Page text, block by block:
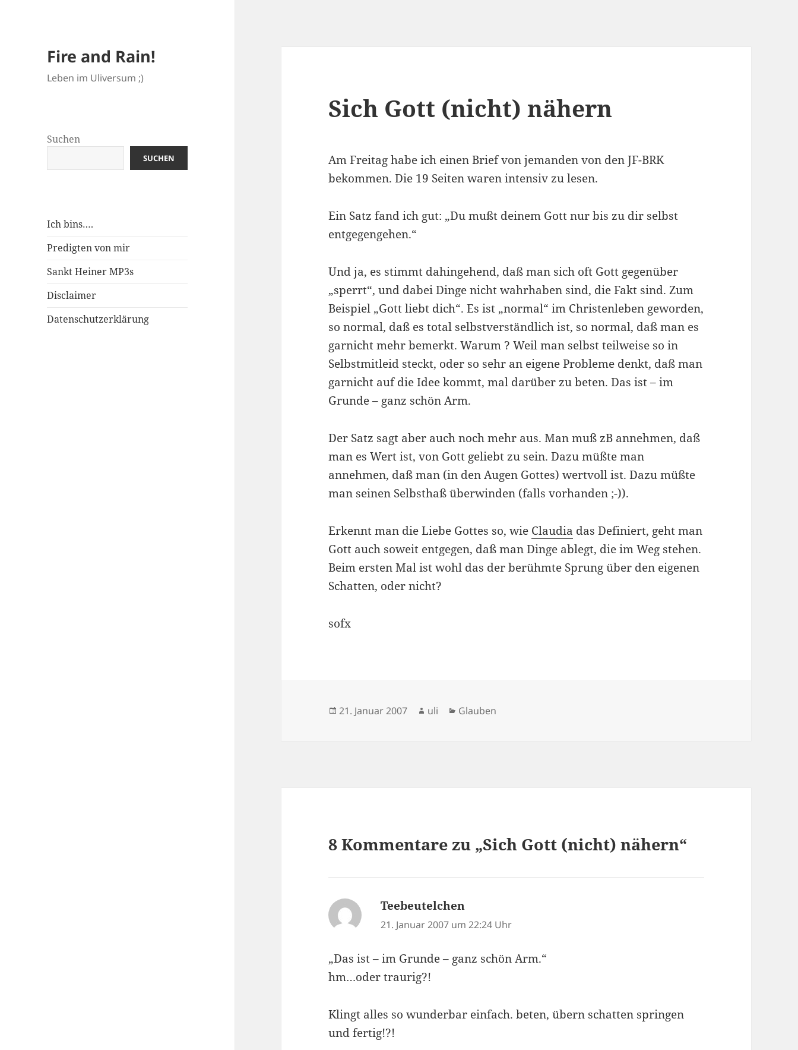
Fire and Rain!
Leben im Uliversum ;)
Suchen
SUCHEN
Ich bins….
Predigten von mir
Sankt Heiner MP3s
Disclaimer
Datenschutzerklärung
Sich Gott (nicht) nähern
Am Freitag habe ich einen Brief von jemanden von den JF-BRK
bekommen. Die 19 Seiten waren intensiv zu lesen.
Ein Satz fand ich gut: „Du mußt deinem Gott nur bis zu dir selbst
entgegengehen.“
Und ja, es stimmt dahingehend, daß man sich oft Gott gegenüber
„sperrt“, und dabei Dinge nicht wahrhaben sind, die Fakt sind. Zum
Beispiel „Gott liebt dich“. Es ist „normal“ im Christenleben geworden,
so normal, daß es total selbstverständlich ist, so normal, daß man es
garnicht mehr bemerkt. Warum ? Weil man selbst teilweise so in
Selbstmitleid steckt, oder so sehr an eigene Probleme denkt, daß man
garnicht auf die Idee kommt, mal darüber zu beten. Das ist – im
Grunde – ganz schön Arm.
Der Satz sagt aber auch noch mehr aus. Man muß zB annehmen, daß
man es Wert ist, von Gott geliebt zu sein. Dazu müßte man
annehmen, daß man (in den Augen Gottes) wertvoll ist. Dazu müßte
man seinen Selbsthaß überwinden (falls vorhanden ;-)).
Erkennt man die Liebe Gottes so, wie Claudia das Definiert, geht man
Gott auch soweit entgegen, daß man Dinge ablegt, die im Weg stehen.
Beim ersten Mal ist wohl das der berühmte Sprung über den eigenen
Schatten, oder nicht?
sofx
Veröffentlicht
21. Januar 2007 Autor
uli Kategorien
Glauben
8 Kommentare zu „Sich Gott (nicht) nähern“
Teebeutelchen
21. Januar 2007 um 22:24 Uhr
„Das ist – im Grunde – ganz schön Arm.“
hm…oder traurig?!
Klingt alles so wunderbar einfach. beten, übern schatten springen
und fertig!?!